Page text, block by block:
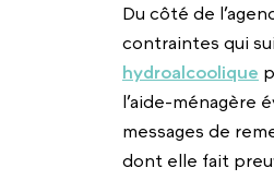
Du côté de
contraintes qui
hydroalcoolique
l’aide-
messages de
dont elle fait